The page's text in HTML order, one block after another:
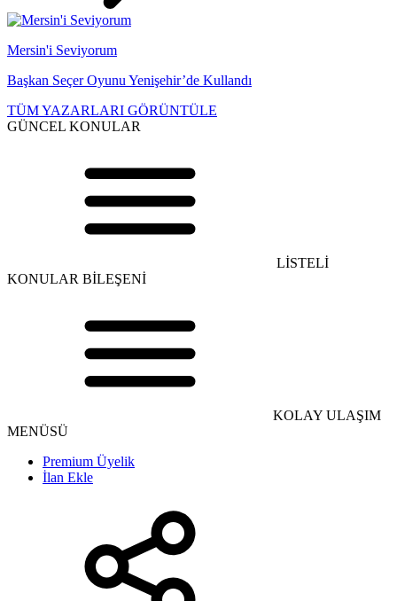
Mersin'i Seviyorum
Başkan Seçer Oyunu Yenişehir’de Kullandı
TÜM YAZARLARI GÖRÜNTÜLE
GÜNCEL KONULAR
LİSTELİ
KONULAR BİLEŞENİ
KOLAY ULAŞIM
MENÜSÜ
Premium Üyelik
İlan Ekle